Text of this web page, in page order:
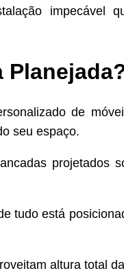
impecável
de
seu espaço.
projetados
tudo está
altura total